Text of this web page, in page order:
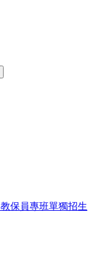
保員專班單獨招生